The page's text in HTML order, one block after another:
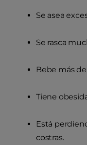
Se asea
Se rasca
Bebe más
Tiene
Está
costras.